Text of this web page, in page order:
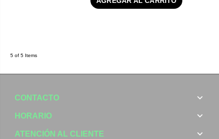
5 of 5 Items
CONTACTO
HORARIO
ATENCIÓN AL CLIENTE